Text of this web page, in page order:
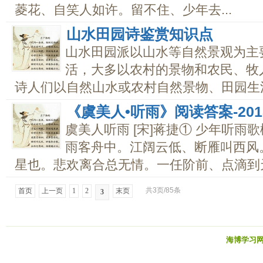
菱花、自笑人如许。留不住、少年去...
山水田园诗鉴赏知识点
山水田园派以山水等自然景观为
活，大多以农村的景物和农民、
诗人们以自然山水或农村自然景物、田园
《虞美人•听雨》阅读答案-
虞美人听雨 [宋]蒋捷① 少年听雨
雨客舟中。江阔云低、断雁叫西
星也。悲欢离合总无情。一任阶前、点滴到
共3页/85条
首页 上一页 1 2 3 末页
海博学习